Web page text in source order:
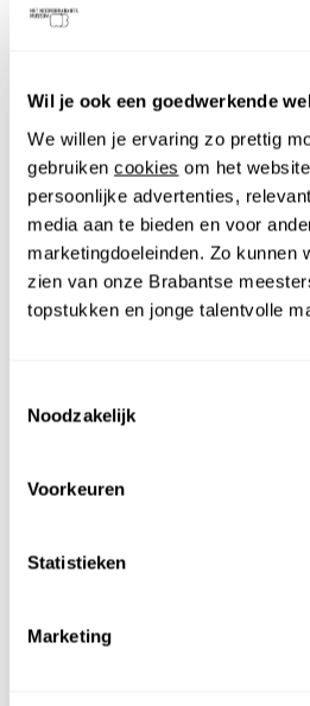
Wil je ook een goedwerkende
We willen je ervaring zo prettig
gebruiken cookies om het
persoonlijke advertenties,
media aan te bieden en voor
marketingdoeleinden. Zo kunnen
zien van onze Brabantse
topstukken en jonge talentvolle
Noodzakelijk
Voorkeuren
Statistieken
Marketing
PRAKTISCHE
INFORMATIE